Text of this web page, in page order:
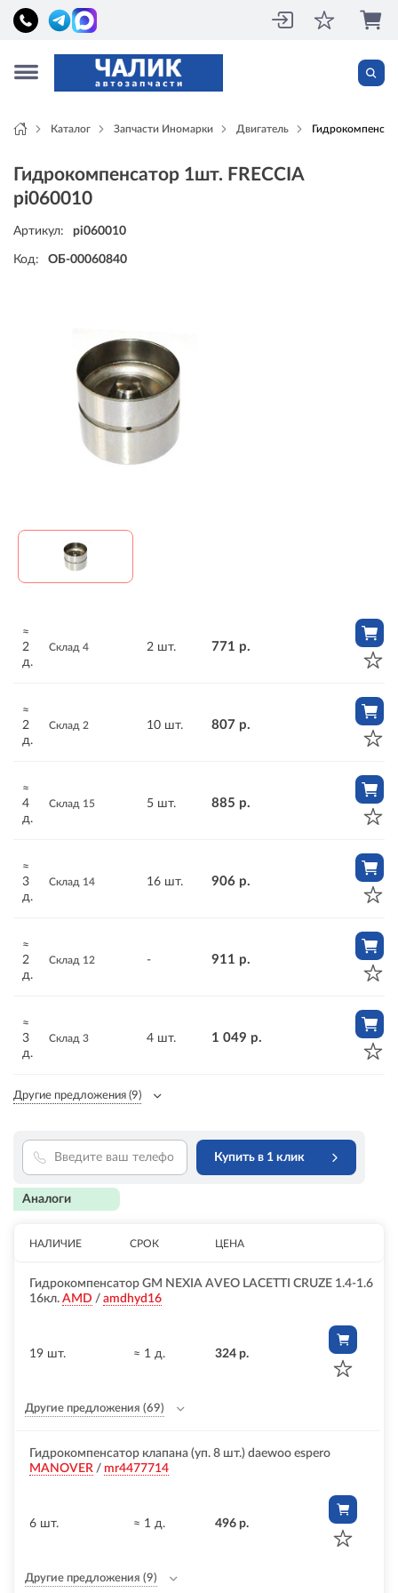
Каталог Запчасти Иномарки Двигатель
Гидрокомпенсатор 1шт. FRECCIA
pi060010
Артикул: pi060010
Код: ОБ-00060840
≈
2
д.
Склад 4 2 шт. 771 р.
≈
2
д.
Склад 2 10 шт. 807 р.
≈
4
д.
Склад 15 5 шт. 885 р.
≈
3
д.
Склад 14 16 шт. 906 р.
≈
2
д.
Склад 12 - 911 р.
≈
3
д.
Склад 3 4 шт. 1 049 р.
Другие предложения (9)
Купить в 1 клик
Аналоги
НАЛИЧИЕ СРОК ЦЕНА
Гидрокомпенсатор GM NEXIA AVEO LACETTI CRUZE 1.4-1.6
16кл. AMD / amdhyd16
19 шт. ≈ 1 д. 324 р.
Другие предложения (69)
Гидрокомпенсатор клапана (уп. 8 шт.) daewoo espero
MANOVER / mr4477714
6 шт. ≈ 1 д. 496 р.
Другие предложения (9)